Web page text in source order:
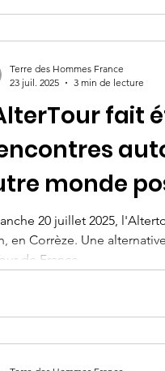
fait
monde
20 juillet 2025,
en Corrèze. Une
de France.
Terre des Hommes France
23 juil. 2025
3 min de lecture